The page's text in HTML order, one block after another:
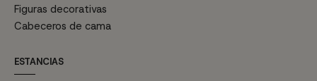
Figuras decorativas
Cabeceros de cama
ESTANCIAS